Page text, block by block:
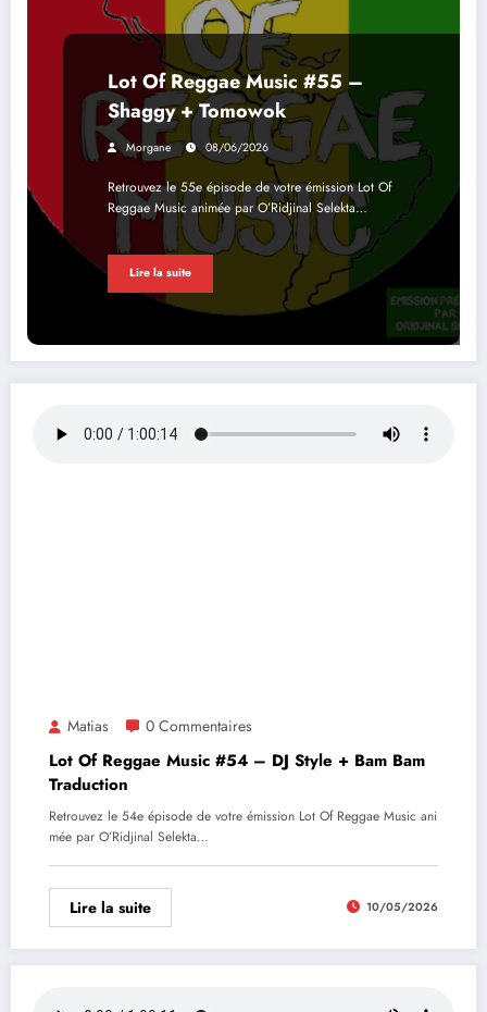
Lot Of Reggae Music #55 –
Shaggy + Tomowok
Morgane 08/06/2026
Retrouvez le 55e épisode de votre émission Lot Of
Reggae Music animée par O’Ridjinal Selekta…
Lire la suite
Matias 0 Commentaires
Lot Of Reggae Music #54 – DJ Style + Bam Bam
Traduction
Retrouvez le 54e épisode de votre émission Lot Of Reggae Music ani
mée par O’Ridjinal Selekta…
Lire la suite 10/05/2026